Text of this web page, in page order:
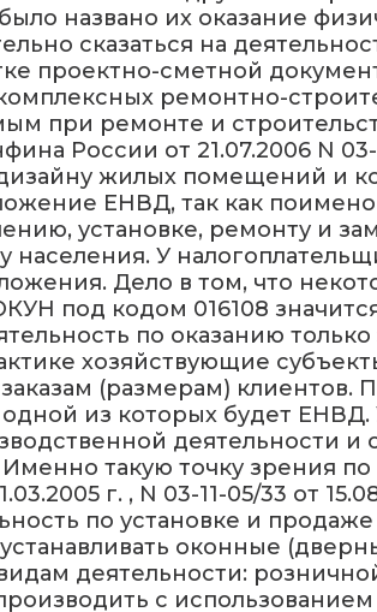
названо их оказание
сказаться на
проектно-сметной
ремонтно-
при ремонте и
России от 21.07.2006 N 03-
дизайну жилых помещений и
ЕНВД, так как
установке, ремонту и
У
Дело в том, что
под кодом 016108
по оказанию
хозяйствующие
(размерам) клиентов.
из которых будет
деятельности
такую точку зрения
г. , N 03-11-05/33 от
по установке и
оконные
деятельности:
с